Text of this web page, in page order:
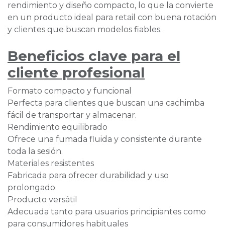
rendimiento y diseño compacto, lo que la convierte
en un producto ideal para retail con buena rotación
y clientes que buscan modelos fiables.
Beneficios clave para el
cliente profesional
Formato compacto y funcional
Perfecta para clientes que buscan una cachimba
fácil de transportar y almacenar.
Rendimiento equilibrado
Ofrece una fumada fluida y consistente durante
toda la sesión.
Materiales resistentes
Fabricada para ofrecer durabilidad y uso
prolongado.
Producto versátil
Adecuada tanto para usuarios principiantes como
para consumidores habituales